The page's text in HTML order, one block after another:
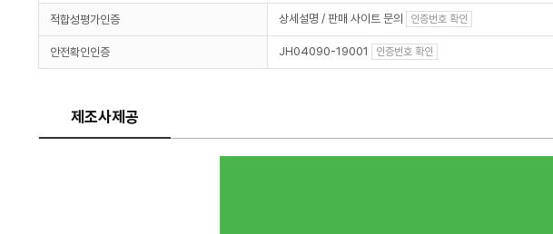
적합성평가인증 상세설명 / 판매 사이트 문의 인증번호 확인
안전확인인증 JH04090-19001 인증번호 확인
제조사제공